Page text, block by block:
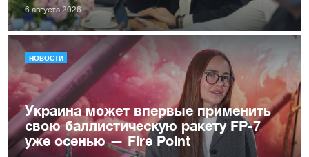
6 августа 2026
НОВОСТИ
Украина может впервые применить
свою баллистическую ракету FP-7
уже осенью — Fire Point